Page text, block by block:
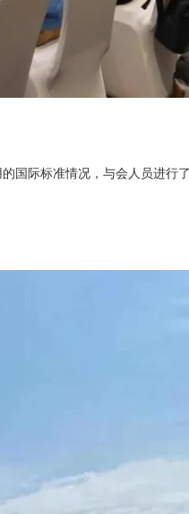
际标准情况，与会人员进行